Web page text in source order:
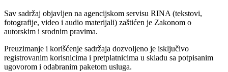
Sav sadržaj objavljen na agencijskom servisu RINA (tekstovi,
fotografije, video i audio materijali) zaštićen je Zakonom o
autorskim i srodnim pravima.
Preuzimanje i korišćenje sadržaja dozvoljeno je isključivo
registrovanim korisnicima i pretplatnicima u skladu sa potpisanim
ugovorom i odabranim paketom usluga.